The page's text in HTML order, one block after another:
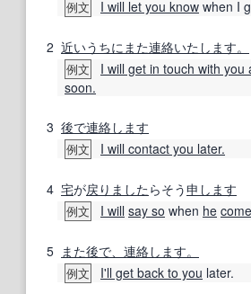
例文 I will let you know when I
2 近いうちにまた連絡いたします。
例文
I will get in touch with you
soon.
3 後で連絡します
例文 I will contact you later.
4 宅が戻り ましたらそう申 します
例文 I will say so when he
5 また後で、連絡します。
例文 I'll get back to you later.